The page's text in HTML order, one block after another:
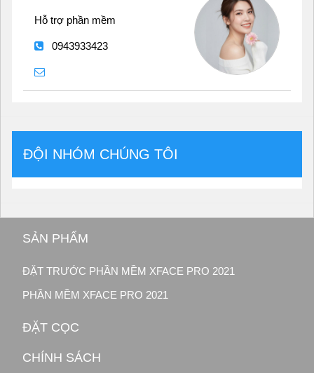
Hỗ trợ phần mềm
0943933423
ĐỘI NHÓM CHÚNG TÔI
SẢN PHẨM
ĐẶT TRƯỚC PHẦN MỀM XFACE PRO 2021
PHẦN MỀM XFACE PRO 2021
ĐẶT CỌC
CHÍNH SÁCH